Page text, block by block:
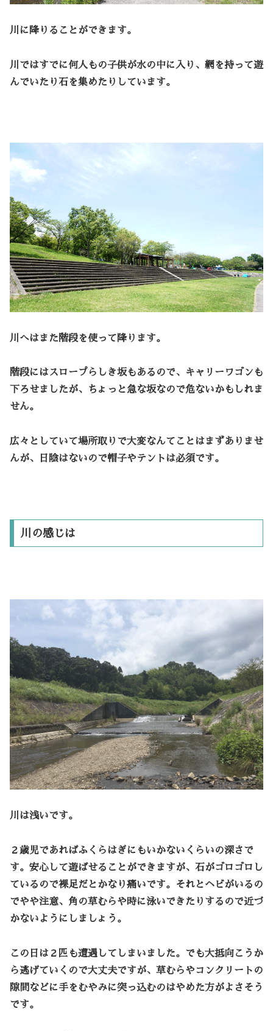
川に降りることができます。
川ではすでに何人もの子供が水の中に入り、網を持って遊
んでいたり石を集めたりしています。
川へはまた階段を使って降ります。
階段にはスロープらしき坂もあるので、キャリーワゴンも
下ろせましたが、ちょっと急な坂なので危ないかもしれま
せん。
広々としていて場所取りで大変なんてことはまずありませ
んが、日陰はないので帽子やテントは必須です。
川の感じは
川は浅いです。
２歳児であればふくらはぎにもいかないくらいの深さで
す。安心して遊ばせることができますが、石がゴロゴロし
ているので裸足だとかなり痛いです。それとヘビがいるの
でやや注意、角の草むらや時に泳いできたりするので近づ
かないようにしましょう。
この日は２匹も遭遇してしまいました。でも大抵向こうか
ら逃げていくので大丈夫ですが、草むらやコンクリートの
隙間などに手をむやみに突っ込むのはやめた方がよさそう
です。